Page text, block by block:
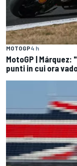
MOTOGP4 h
MotoGP |
punti in cui ora